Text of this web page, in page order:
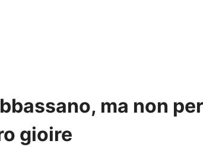
ma non
gioire